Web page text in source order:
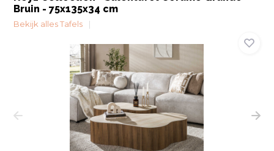
Bruin - 75x135x34 cm
Bekijk alles Tafels